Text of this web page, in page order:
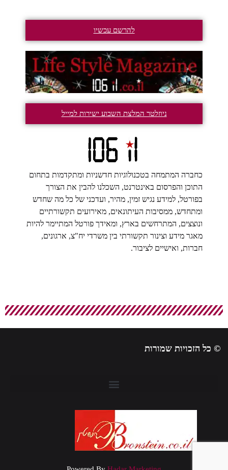
להרשם עכשיו
ניוזלטר המלצת השבוע ישירות למייל
כחברה המתמחה בטכנולוגיות חדשניות ומתקדמות בתחום
התוכן והפרסום באינטרנט, השכלנו להבין את הצורך
בפורטל, למידע נגיש זמין, מהיר, ועדכני של כל מה שחדש
ומתחדש, ממסיבות העיתונאים, מאירועים תקשורתיים
ונוצצים, המתרחשים בארץ, ומאידך פורטל המתיימר להיות
מאגר מידע וצינור תקשורתי בין משרדי יח"צ, ארגונים,
חברות, ואישיים לציבור.
© כל הזכויות שמורות